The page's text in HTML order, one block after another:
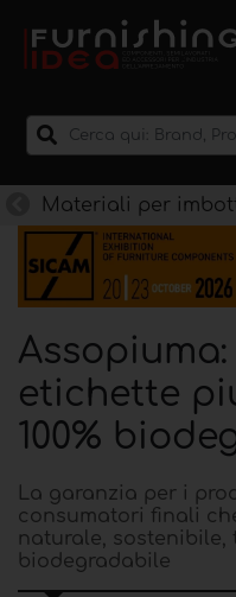
Materiali per
etichette
100%
La garanzia per i
consumatori finali
naturale, sostenibile,
biodegradabile